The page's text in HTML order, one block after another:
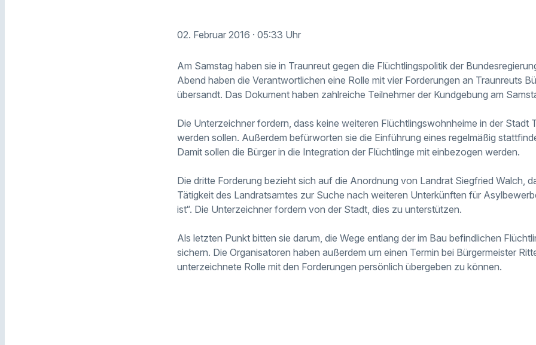
02. Februar 2016 · 05:33 Uhr
Am Samstag haben sie in Traunreut gegen die Flüchtlingspolitik der
Abend haben die Verantwortlichen eine Rolle mit vier Forderungen an Traunreuts
übersandt. Das Dokument haben zahlreiche Teilnehmer der Kundgebung am
Die Unterzeichner fordern, dass keine weiteren Flüchtlingswohnheime in der Stadt
werden sollen. Außerdem befürworten sie die Einführung eines regelmäßig
Damit sollen die Bürger in die Integration der Flüchtlinge mit einbezogen werden.
Die dritte Forderung bezieht sich auf die Anordnung von Landrat Siegfried Walch,
Tätigkeit des Landratsamtes zur Suche nach weiteren Unterkünften für
ist“. Die Unterzeichner fordern von der Stadt, dies zu unterstützen.
Als letzten Punkt bitten sie darum, die Wege entlang der im Bau befindlichen
sichern. Die Organisatoren haben außerdem um einen Termin bei Bürgermeister
unterzeichnete Rolle mit den Forderungen persönlich übergeben zu können.